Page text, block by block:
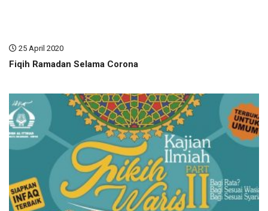
25 April 2020
Fiqih Ramadan Selama Corona